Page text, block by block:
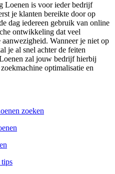
Loenen is voor ieder bedrijf
je klanten bereikte door op
dag iedereen gebruik van online
ontwikkeling dat veel
Wanneer je niet op
je al snel achter de feiten
zal jouw bedrijf hierbij
optimalisatie en
zoeken